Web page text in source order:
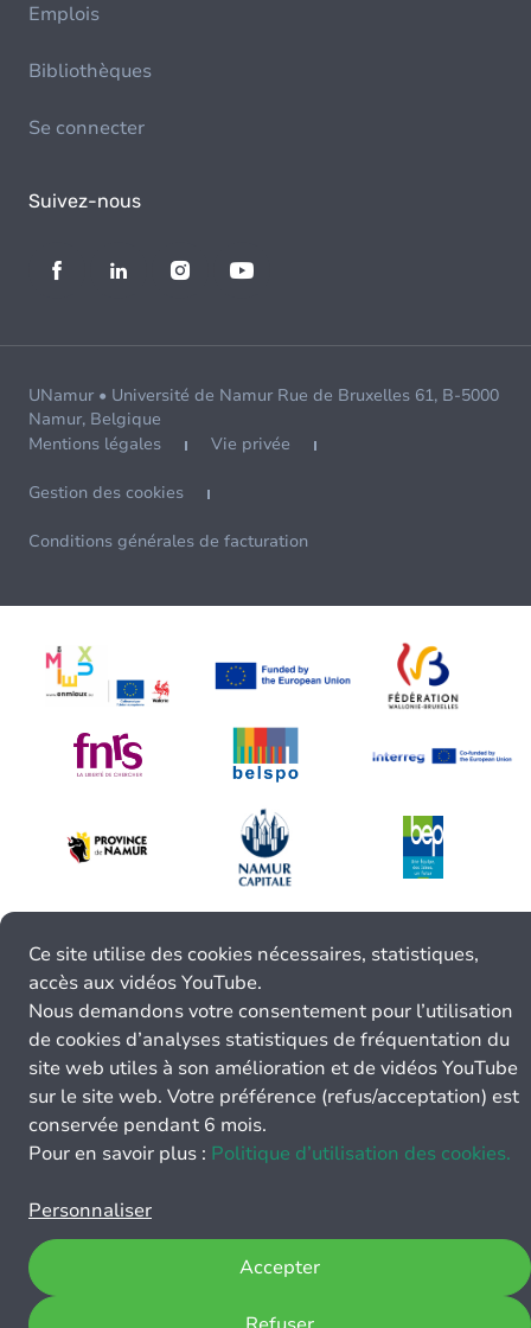
Emplois
Bibliothèques
Se connecter
Suivez-nous
UNamur • Université de Namur Rue de Bruxelles 61, B-5000
Namur, Belgique
Mentions légales
Vie privée
Gestion des cookies
Conditions générales de facturation
Ce site utilise des cookies nécessaires, statistiques,
accès aux vidéos YouTube.
Nous demandons votre consentement pour l’utilisation
de cookies d’analyses statistiques de fréquentation du
site web utiles à son amélioration et de vidéos YouTube
sur le site web. Votre préférence (refus/acceptation) est
conservée pendant 6 mois.
Pour en savoir plus : Politique d’utilisation des cookies.
Personnaliser
Accepter